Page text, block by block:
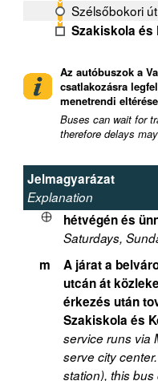
Szélsőbokori út
Szakiskola és
Az autóbuszok a
csatlakozásra
menetrendi
Buses can wait for
therefore delays
Jelmagyarázat
Explanation
hétvégén és
Saturdays,
m
A járat a
utcán át
érkezés után
Szakiskola és
service runs via
serve city
station), this